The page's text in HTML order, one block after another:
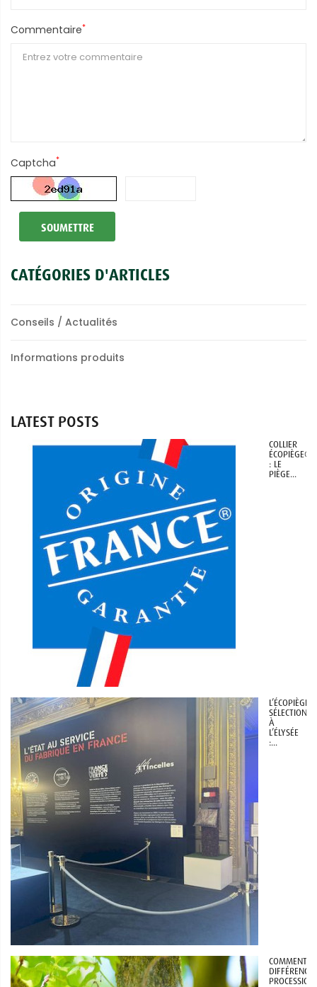
Commentaire*
Captcha*
SOUMETTRE
CATÉGORIES D'ARTICLES
Conseils / Actualités
Informations produits
LATEST POSTS
COLLIER
ÉCOPIÈGE®
: LE
PIÈGE...
L’ÉCOPIÈGE®
SÉLECTIONNÉ
À
L’ÉLYSÉE
:...
COMMENT